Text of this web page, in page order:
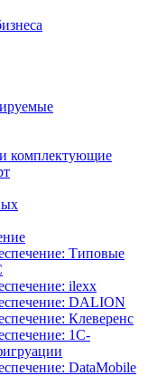
комплектующие
Типовые
ilexx
DALION
Клеверенс
1С-
DataMobile